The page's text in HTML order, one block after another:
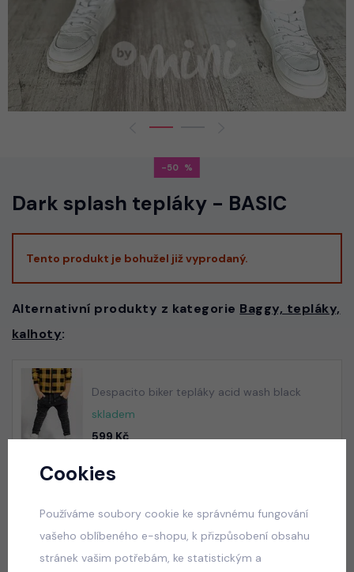
-50
Dark splash tepláky - BASIC
Tento produkt je bohužel již vyprodaný.
Alternativní produkty z kategorie Baggy, tepláky,
kalhoty:
Despacito biker tepláky acid wash black
skladem
599 Kč
Despacito biker tepláky vintage blue
skladem
599 Kč
Cookies
Používáme soubory cookie ke správnému fungování
vašeho oblíbeného e-shopu, k přizpůsobení obsahu
stránek vašim potřebám, ke statistickým a